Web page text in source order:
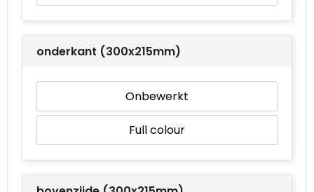
onderkant (300x215mm)
Onbewerkt
Full colour